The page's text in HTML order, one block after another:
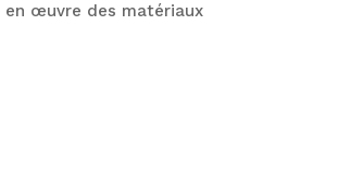
en œuvre des matériaux